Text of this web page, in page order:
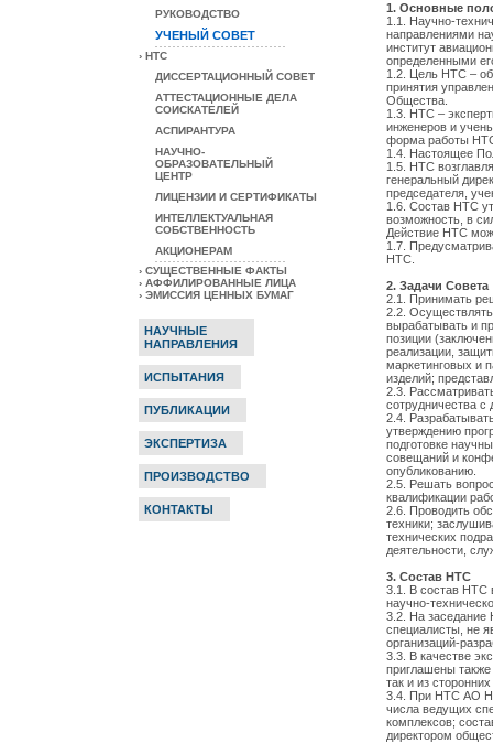
РУКОВОДСТВО
УЧЕНЫЙ СОВЕТ
- - - - - - - - - - - - - - - - - - - - - - - - - - - - - -
› НТС
ДИССЕРТАЦИОННЫЙ СОВЕТ
АТТЕСТАЦИОННЫЕ ДЕЛА
СОИСКАТЕЛЕЙ
АСПИРАНТУРА
НАУЧНО-
ОБРАЗОВАТЕЛЬНЫЙ
ЦЕНТР
ЛИЦЕНЗИИ И СЕРТИФИКАТЫ
ИНТЕЛЛЕКТУАЛЬНАЯ
СОБСТВЕННОСТЬ
АКЦИОНЕРАМ
- - - - - - - - - - - - - - - - - - - - - - - - - - - - - -
› СУЩЕСТВЕННЫЕ ФАКТЫ
› АФФИЛИРОВАННЫЕ ЛИЦА
› ЭМИССИЯ ЦЕННЫХ БУМАГ
НАУЧНЫЕ
НАПРАВЛЕНИЯ
ИСПЫТАНИЯ
ПУБЛИКАЦИИ
ЭКСПЕРТИЗА
ПРОИЗВОДСТВО
КОНТАКТЫ
1. Основные
1.1. Научно-
направлениями
институт
определенными
1.2. Цель НТС –
принятия
Общества.
1.3. НТС –
инженеров и
форма работы
1.4. Настоящее
1.5. НТС
генеральный
председателя,
1.6. Состав НТС
возможность, в
Действие НТС
1.7.
НТС.
2. Задачи Совета
2.1. Принимать
2.2.
вырабатывать и
позиции
реализации,
маркетинговых и
изделий;
2.3.
сотрудничества с
2.4.
утверждению
подготовке
совещаний и
опубликованию.
2.5. Решать
квалификации
2.6. Проводить
техники;
технических
деятельности,
3. Состав НТС
3.1. В состав НТС
научно-
3.2. На заседание
специалисты, не
организаций-
3.3. В качестве
приглашены
так и из
3.4. При НТС АО
числа ведущих
комплексов;
директором